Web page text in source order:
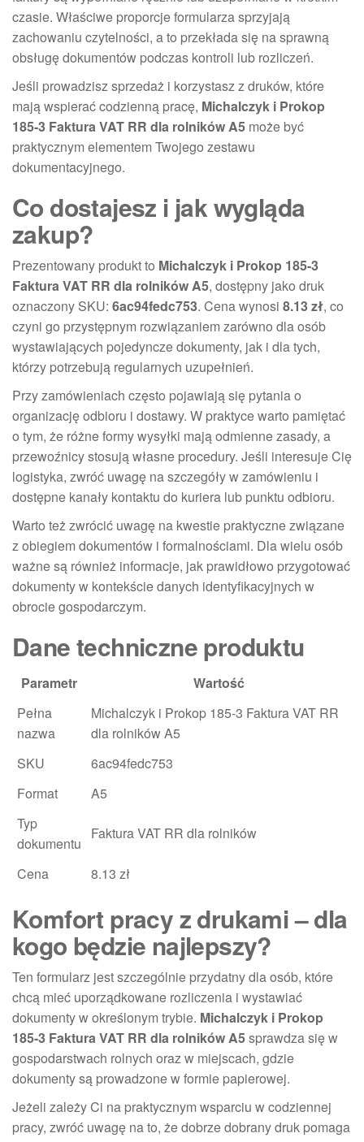
czasie. Właściwe proporcje formularza sprzyjają
zachowaniu czytelności, a to przekłada się na sprawną
obsługę dokumentów podczas kontroli lub rozliczeń.
Jeśli prowadzisz sprzedaż i korzystasz z druków, które
mają wspierać codzienną pracę, Michalczyk i Prokop
185-3 Faktura VAT RR dla rolników A5 może być
praktycznym elementem Twojego zestawu
dokumentacyjnego.
Co dostajesz i jak wygląda
zakup?
Prezentowany produkt to Michalczyk i Prokop 185-3
Faktura VAT RR dla rolników A5, dostępny jako druk
oznaczony SKU: 6ac94fedc753. Cena wynosi 8.13 zł, co
czyni go przystępnym rozwiązaniem zarówno dla osób
wystawiających pojedyncze dokumenty, jak i dla tych,
którzy potrzebują regularnych uzupełnień.
Przy zamówieniach często pojawiają się pytania o
organizację odbioru i dostawy. W praktyce warto pamiętać
o tym, że różne formy wysyłki mają odmienne zasady, a
przewoźnicy stosują własne procedury. Jeśli interesuje Cię
logistyka, zwróć uwagę na szczegóły w zamówieniu i
dostępne kanały kontaktu do kuriera lub punktu odbioru.
Warto też zwrócić uwagę na kwestie praktyczne związane
z obiegiem dokumentów i formalnościami. Dla wielu osób
ważne są również informacje, jak prawidłowo przygotować
dokumenty w kontekście danych identyfikacyjnych w
obrocie gospodarczym.
Dane techniczne produktu
Parametr
Wartość
Pełna
nazwa
Michalczyk i Prokop 185-3 Faktura VAT RR
dla rolników A5
SKU
6ac94fedc753
Format
A5
Typ
dokumentu
Faktura VAT RR dla rolników
Cena 8.13 zł
Komfort pracy z drukami – dla
kogo będzie najlepszy?
Ten formularz jest szczególnie przydatny dla osób, które
chcą mieć uporządkowane rozliczenia i wystawiać
dokumenty w określonym trybie. Michalczyk i Prokop
185-3 Faktura VAT RR dla rolników A5sprawdza się w
gospodarstwach rolnych oraz w miejscach, gdzie
dokumenty są prowadzone w formie papierowej.
Jeżeli zależy Ci na praktycznym wsparciu w codziennej
pracy, zwróć uwagę na to, że dobrze dobrany druk pomaga